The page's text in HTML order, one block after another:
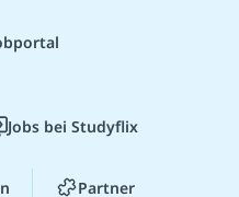
Jobs bei Studyflix
Partner